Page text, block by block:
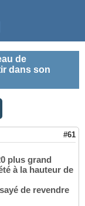
de
dans son
#61
plus grand
à la hauteur de
de revendre